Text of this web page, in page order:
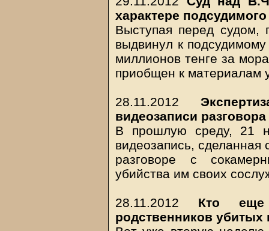
характере подсудимого
Выступая перед судом,
выдвинул к
миллионов тенге за
приобщен к материалам
28.11.2012
видеозаписи
В прошлую среду, 21
видеозапись, сделанная
разговоре с
убийства им своих
28.11.2012 Кто еще
родственников убитых